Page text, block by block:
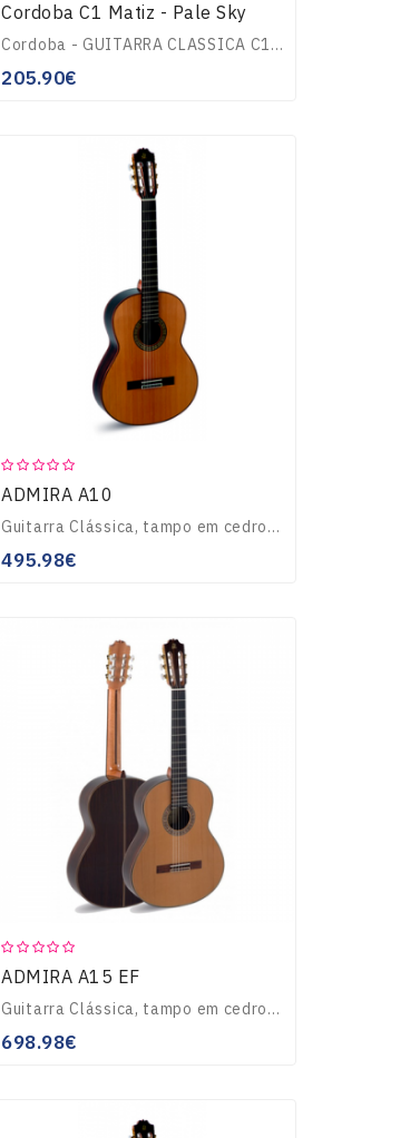
Cordoba C1 Matiz - Pale Sky
Cordoba - GUITARRA CLASSICA C1 Matiz Pale Sky:Dê vida à sua música em cores com a C1 Matiz! Uma nova abordagem da estética tradicional do da guitarra clássica, ..
205.90€
ADMIRA A10
Guitarra Clássica, tampo em cedro maciço, corpo em Pausanto da india, filetes embutidos no tampo e funfo, braço de Caoba com reforço de pausanto, escala e ponte..
495.98€
ADMIRA A15 EF
Guitarra Clássica, tampo em cedro maciço, corpo em Pausanto da india, filetes embutidos no tampo e funfo, braço de Caoba com reforço de ébano, escala em ébano e..
698.98€